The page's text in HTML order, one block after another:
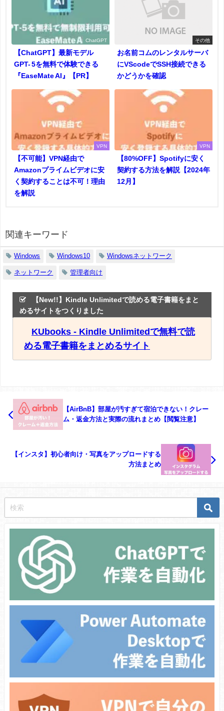
ChatGPT
【ChatGPT】最新モデル
GPT- 5を無料で体験できる
『EaseMate AI』【PR】
その他
お名前コムのレンタルサーバ
にVScodeでSSH接続できる
かどうかを確認
VPN
【不可能】VPN経由で
Amazonプライムビデオに安
く契約することは不可！理由
を解説
VPN
【80%OFF】Spotifyに安く
契約する方法を解説【2024年
12月】
関連キーワード
Windows Windows10 Windowsネットワーク
ネットワーク 管理者向け
【New!!】Kindle Unlimitedで読める電子書籍をまと
めるサイトをつくりました
KUbooks - Kindle Unlimitedで無料で読
める電子書籍をまとめるサイト
【AirBnB】部屋が汚すぎて宿泊できない！クレー
ム・返金方法と実際の流れまとめ【閲覧注意】
【インスタ】初心者向け・写真をアップロードする
方法まとめ